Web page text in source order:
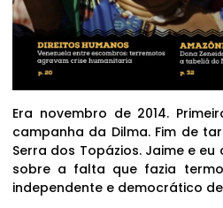
Era novembro de 2014.
campanha da Dilma. Fim de
Serra dos Topázios. Jaime e
sobre a falta que fazia
independente e democrático